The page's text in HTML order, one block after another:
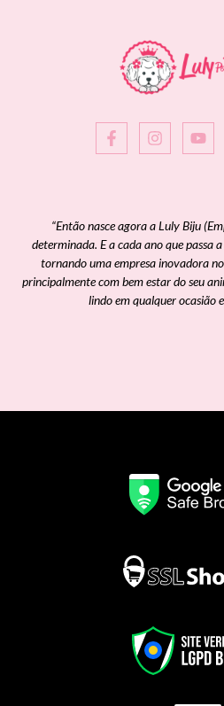
“Então nasce agora a Luly Biju
determinada. E a cada ano que passa
tornando uma empresa inovadora
principalmente com bem estar do seu
lindo em qualquer ocasião